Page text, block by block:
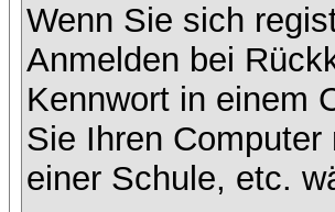
Wenn Sie sich
Anmelden bei
Kennwort in einem
Sie Ihren
einer Schule, etc.